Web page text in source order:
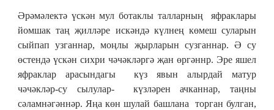
Әрәмәлектә үскән мул ботаклы талларның яфраклары
йомшак таң җилләре искәндә күлнең көмеш суларын
сыйпап узганнар, моңлы җырларын сузганнар. Ә су
өстендә үскән сихри чәчәкләргә җан өргәннр. Эре яшел
яфраклар арасындагы күз явын алырдай матур
чәчәкләр-су сылулар- күзләрен ачканнар, таңны
сәламнәгәннәр. Яңа көн шулай башлана торган булган,